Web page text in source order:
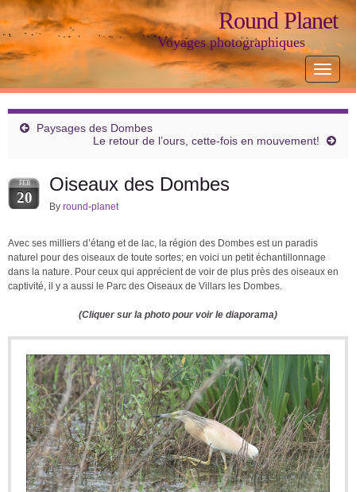
Toggle
Round Planet
Voyages photographiques
Paysages des Dombes
Le retour de l’ours, cette-fois en mouvement!
FEB
20
Oiseaux des Dombes
By round-planet
Avec ses milliers d’étang et de lac, la région des Dombes est un paradis
naturel pour des oiseaux de toute sortes; en voici un petit échantillonnage
dans la nature. Pour ceux qui apprécient de voir de plus près des oiseaux en
captivité, il y a aussi le Parc des Oiseaux de Villars les Dombes.
(Cliquer sur la photo pour voir le diaporama)